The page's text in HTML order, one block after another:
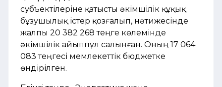
субъектілеріне қатысты әкімшілік құқық
бұзушылық істер қозғалып, нәтижесінде
жалпы 20 382 268 теңге көлемінде
әкімшілік айыппұл салынған. Оның 17 064
083 теңгесі мемлекеттік бюджетке
өндірілген.